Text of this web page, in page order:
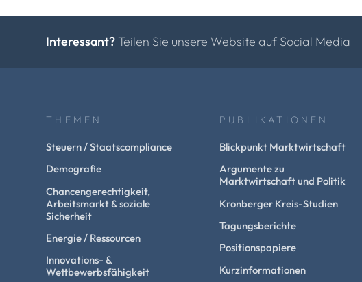
Interessant? Teilen Sie unsere Website auf Social Media
THEMEN
Steuern / Staatscompliance
Demografie
Chancengerechtigkeit,
Arbeitsmarkt & soziale
Sicherheit
Energie / Ressourcen
Innovations- &
Wettbewerbsfähigkeit
PUBLIKATIONEN
Blickpunkt Marktwirtschaft
Argumente zu
Marktwirtschaft und Politik
Kronberger Kreis-Studien
Tagungsberichte
Positionspapiere
Kurzinformationen